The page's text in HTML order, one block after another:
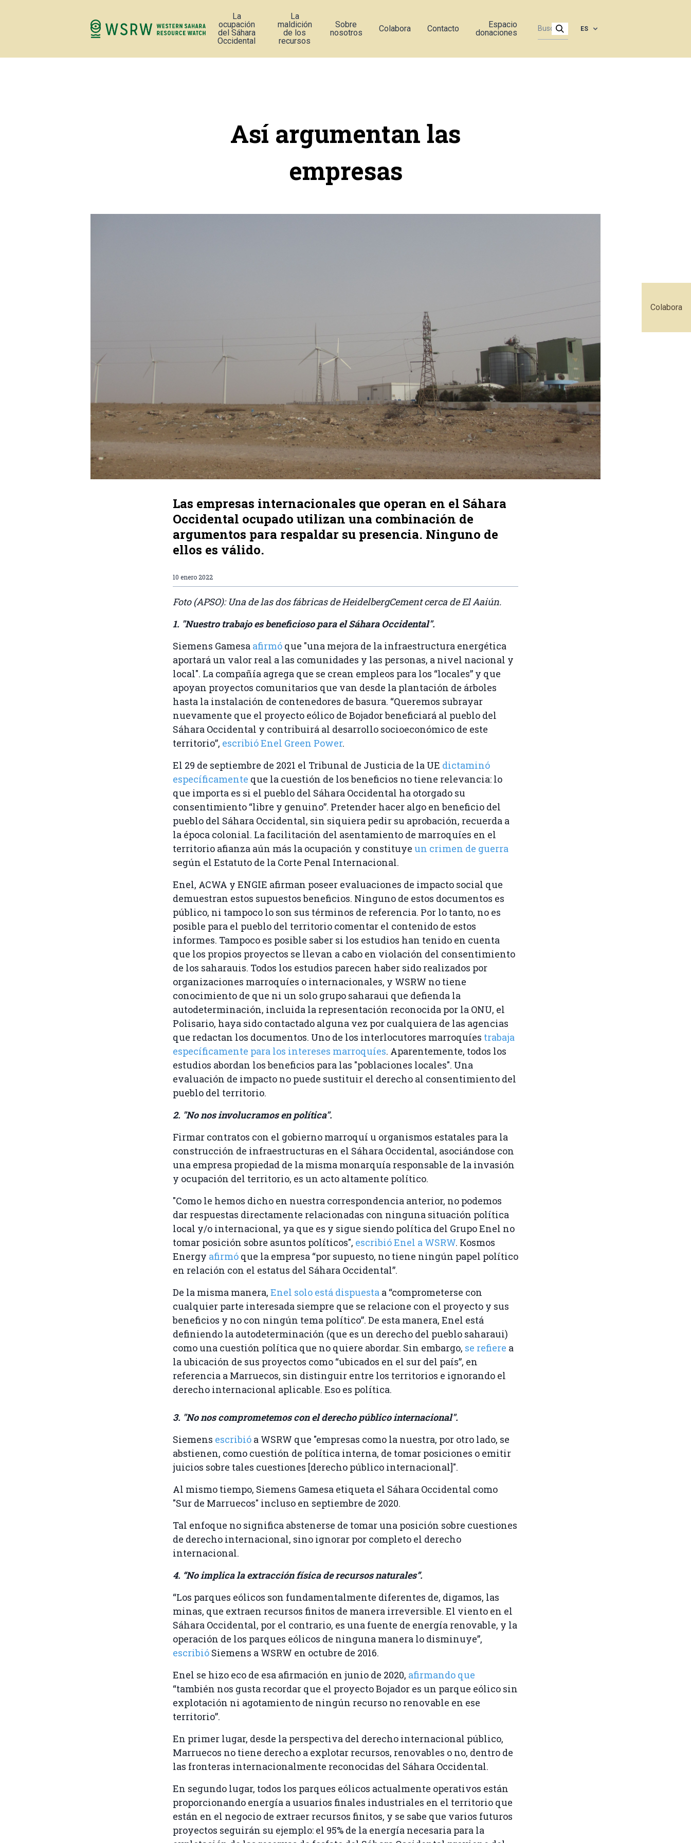
Colabora
La
ocupación
del Sáhara
Occidental
La
maldición
de los
recursos
Sobre
nosotros
Colabora Contacto
Espacio
donaciones
ES
Así argumentan las
empresas
Las empresas internacionales que operan en el Sáhara
Occidental ocupado utilizan una combinación de
argumentos para respaldar su presencia. Ninguno de
ellos es válido.
10 enero 2022
Foto (APSO): Una de las dos fábricas de HeidelbergCement cerca de El Aaiún.
1. "Nuestro trabajo es beneficioso para el Sáhara Occidental".
Siemens Gamesa afirmó que "una mejora de la infraestructura energética
aportará un valor real a las comunidades y las personas, a nivel nacional y
local". La compañía agrega que se crean empleos para los “locales” y que
apoyan proyectos comunitarios que van desde la plantación de árboles
hasta la instalación de contenedores de basura. “Queremos subrayar
nuevamente que el proyecto eólico de Bojador beneficiará al pueblo del
Sáhara Occidental y contribuirá al desarrollo socioeconómico de este
territorio”, escribió Enel Green Power.
El 29 de septiembre de 2021 el Tribunal de Justicia de la UE dictaminó
específicamente que la cuestión de los beneficios no tiene relevancia: lo
que importa es si el pueblo del Sáhara Occidental ha otorgado su
consentimiento “libre y genuino”. Pretender hacer algo en beneficio del
pueblo del Sáhara Occidental, sin siquiera pedir su aprobación, recuerda a
la época colonial. La facilitación del asentamiento de marroquíes en el
territorio afianza aún más la ocupación y constituye un crimen de guerra
según el Estatuto de la Corte Penal Internacional.
Enel, ACWA y ENGIE afirman poseer evaluaciones de impacto social que
demuestran estos supuestos beneficios. Ninguno de estos documentos es
público, ni tampoco lo son sus términos de referencia. Por lo tanto, no es
posible para el pueblo del territorio comentar el contenido de estos
informes. Tampoco es posible saber si los estudios han tenido en cuenta
que los propios proyectos se llevan a cabo en violación del consentimiento
de los saharauis. Todos los estudios parecen haber sido realizados por
organizaciones marroquíes o internacionales, y WSRW no tiene
conocimiento de que ni un solo grupo saharaui que defienda la
autodeterminación, incluida la representación reconocida por la ONU, el
Polisario, haya sido contactado alguna vez por cualquiera de las agencias
que redactan los documentos. Uno de los interlocutores marroquíes trabaja
específicamente para los intereses marroquíes. Aparentemente, todos los
estudios abordan los beneficios para las "poblaciones locales". Una
evaluación de impacto no puede sustituir el derecho al consentimiento del
pueblo del territorio.
2. "No nos involucramos en política''.
Firmar contratos con el gobierno marroquí u organismos estatales para la
construcción de infraestructuras en el Sáhara Occidental, asociándose con
una empresa propiedad de la misma monarquía responsable de la invasión
y ocupación del territorio, es un acto altamente político.
"Como le hemos dicho en nuestra correspondencia anterior, no podemos
dar respuestas directamente relacionadas con ninguna situación política
local y/o internacional, ya que es y sigue siendo política del Grupo Enel no
tomar posición sobre asuntos políticos", escribió Enel a WSRW. Kosmos
Energy afirmó que la empresa “por supuesto, no tiene ningún papel político
en relación con el estatus del Sáhara Occidental”.
De la misma manera, Enel solo está dispuesta a “comprometerse con
cualquier parte interesada siempre que se relacione con el proyecto y sus
beneficios y no con ningún tema político”. De esta manera, Enel está
definiendo la autodeterminación (que es un derecho del pueblo saharaui)
como una cuestión política que no quiere abordar. Sin embargo, se refiere a
la ubicación de sus proyectos como “ubicados en el sur del país”, en
referencia a Marruecos, sin distinguir entre los territorios e ignorando el
derecho internacional aplicable. Eso es política.
3. "No nos comprometemos con el derecho público internacional".
Siemens escribió a WSRW que "empresas como la nuestra, por otro lado, se
abstienen, como cuestión de política interna, de tomar posiciones o emitir
juicios sobre tales cuestiones [derecho público internacional]".
Al mismo tiempo, Siemens Gamesa etiqueta el Sáhara Occidental como
"Sur de Marruecos" incluso en septiembre de 2020.
Tal enfoque no significa abstenerse de tomar una posición sobre cuestiones
de derecho internacional, sino ignorar por completo el derecho
internacional.
4. “No implica la extracción física de recursos naturales”.
“Los parques eólicos son fundamentalmente diferentes de, digamos, las
minas, que extraen recursos finitos de manera irreversible. El viento en el
Sáhara Occidental, por el contrario, es una fuente de energía renovable, y la
operación de los parques eólicos de ninguna manera lo disminuye”,
escribió Siemens a WSRW en octubre de 2016.
Enel se hizo eco de esa afirmación en junio de 2020, afirmando que
“también nos gusta recordar que el proyecto Bojador es un parque eólico sin
explotación ni agotamiento de ningún recurso no renovable en ese
territorio”.
En primer lugar, desde la perspectiva del derecho internacional público,
Marruecos no tiene derecho a explotar recursos, renovables o no, dentro de
las fronteras internacionalmente reconocidas del Sáhara Occidental.
En segundo lugar, todos los parques eólicos actualmente operativos están
proporcionando energía a usuarios finales industriales en el territorio que
están en el negocio de extraer recursos finitos, y se sabe que varios futuros
proyectos seguirán su ejemplo: el 95% de la energía necesaria para la